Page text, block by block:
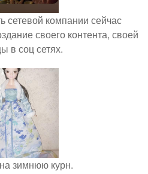
сетевой компании сейчас
своего контента, своей
в соц сетях.
зимнюю курн.